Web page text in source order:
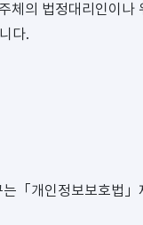
의 법정대리인이나
다.
「개인정보보호법